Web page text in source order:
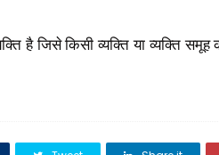
है जिसे किसी व्यक्ति या व्यक्ति समूह